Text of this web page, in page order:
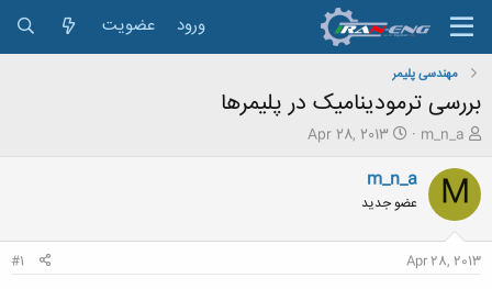
ورود عضویت
مهندسی پلیمر
بررسی ترمودینامیک در پلیمرها
ش
و
ع
ک
m_n_a
ت
ی
خ
Apr 28, 2013
M
m_n_a
عضو جدید
Apr 28, 2013
#1